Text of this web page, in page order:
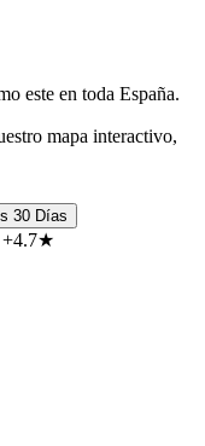
este en toda España.
mapa interactivo,
30 Días
+4.7★